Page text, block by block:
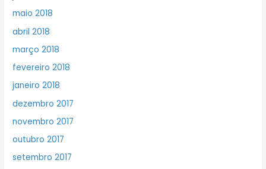
maio 2018
abril 2018
março 2018
fevereiro 2018
janeiro 2018
dezembro 2017
novembro 2017
outubro 2017
setembro 2017